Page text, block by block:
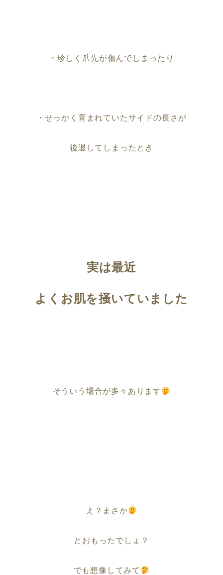
・珍しく爪先が傷んでしまったり
・せっかく育まれていたサイドの長さが
後退してしまったとき
実は最近
よくお肌を掻いていました
そういう場合が多々あります
え？まさか
とおもったでしょ？
でも想像してみて